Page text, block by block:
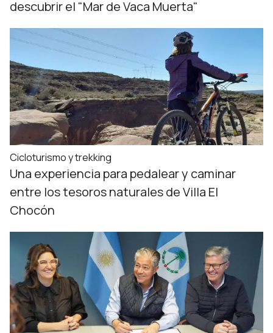
descubrir el "Mar de Vaca Muerta"
Cicloturismo y trekking
Una experiencia para pedalear y caminar
entre los tesoros naturales de Villa El
Chocón